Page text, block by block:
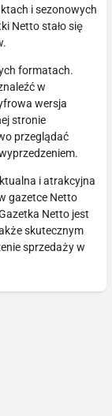
i sezonowych
Netto stało się
formatach.
w
wersja
stronie
przeglądać
i atrakcyjna
gazetce Netto
Netto jest
skutecznym
sprzedaży w